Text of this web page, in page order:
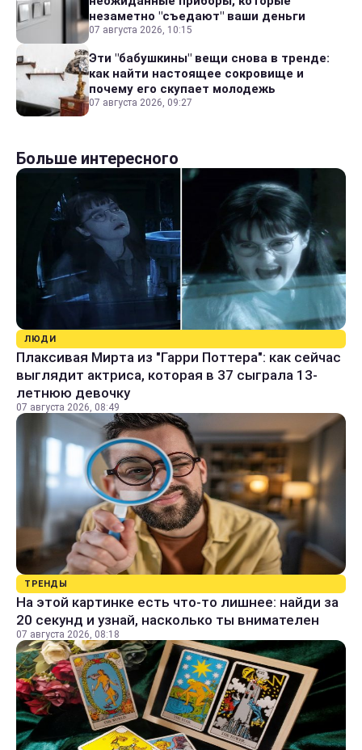
незаметно "съедают" ваши деньги
07 августа 2026, 10:15
Эти "бабушкины" вещи снова в тренде:
как найти настоящее сокровище и
почему его скупает молодежь
07 августа 2026, 09:27
Больше интересного
ЛЮДИ
Плаксивая Мирта из "Гарри Поттера": как сейчас
выглядит актриса, которая в 37 сыграла 13-
летнюю девочку
07 августа 2026, 08:49
ТРЕНДЫ
На этой картинке есть что-то лишнее: найди за
20 секунд и узнай, насколько ты внимателен
07 августа 2026, 08:18